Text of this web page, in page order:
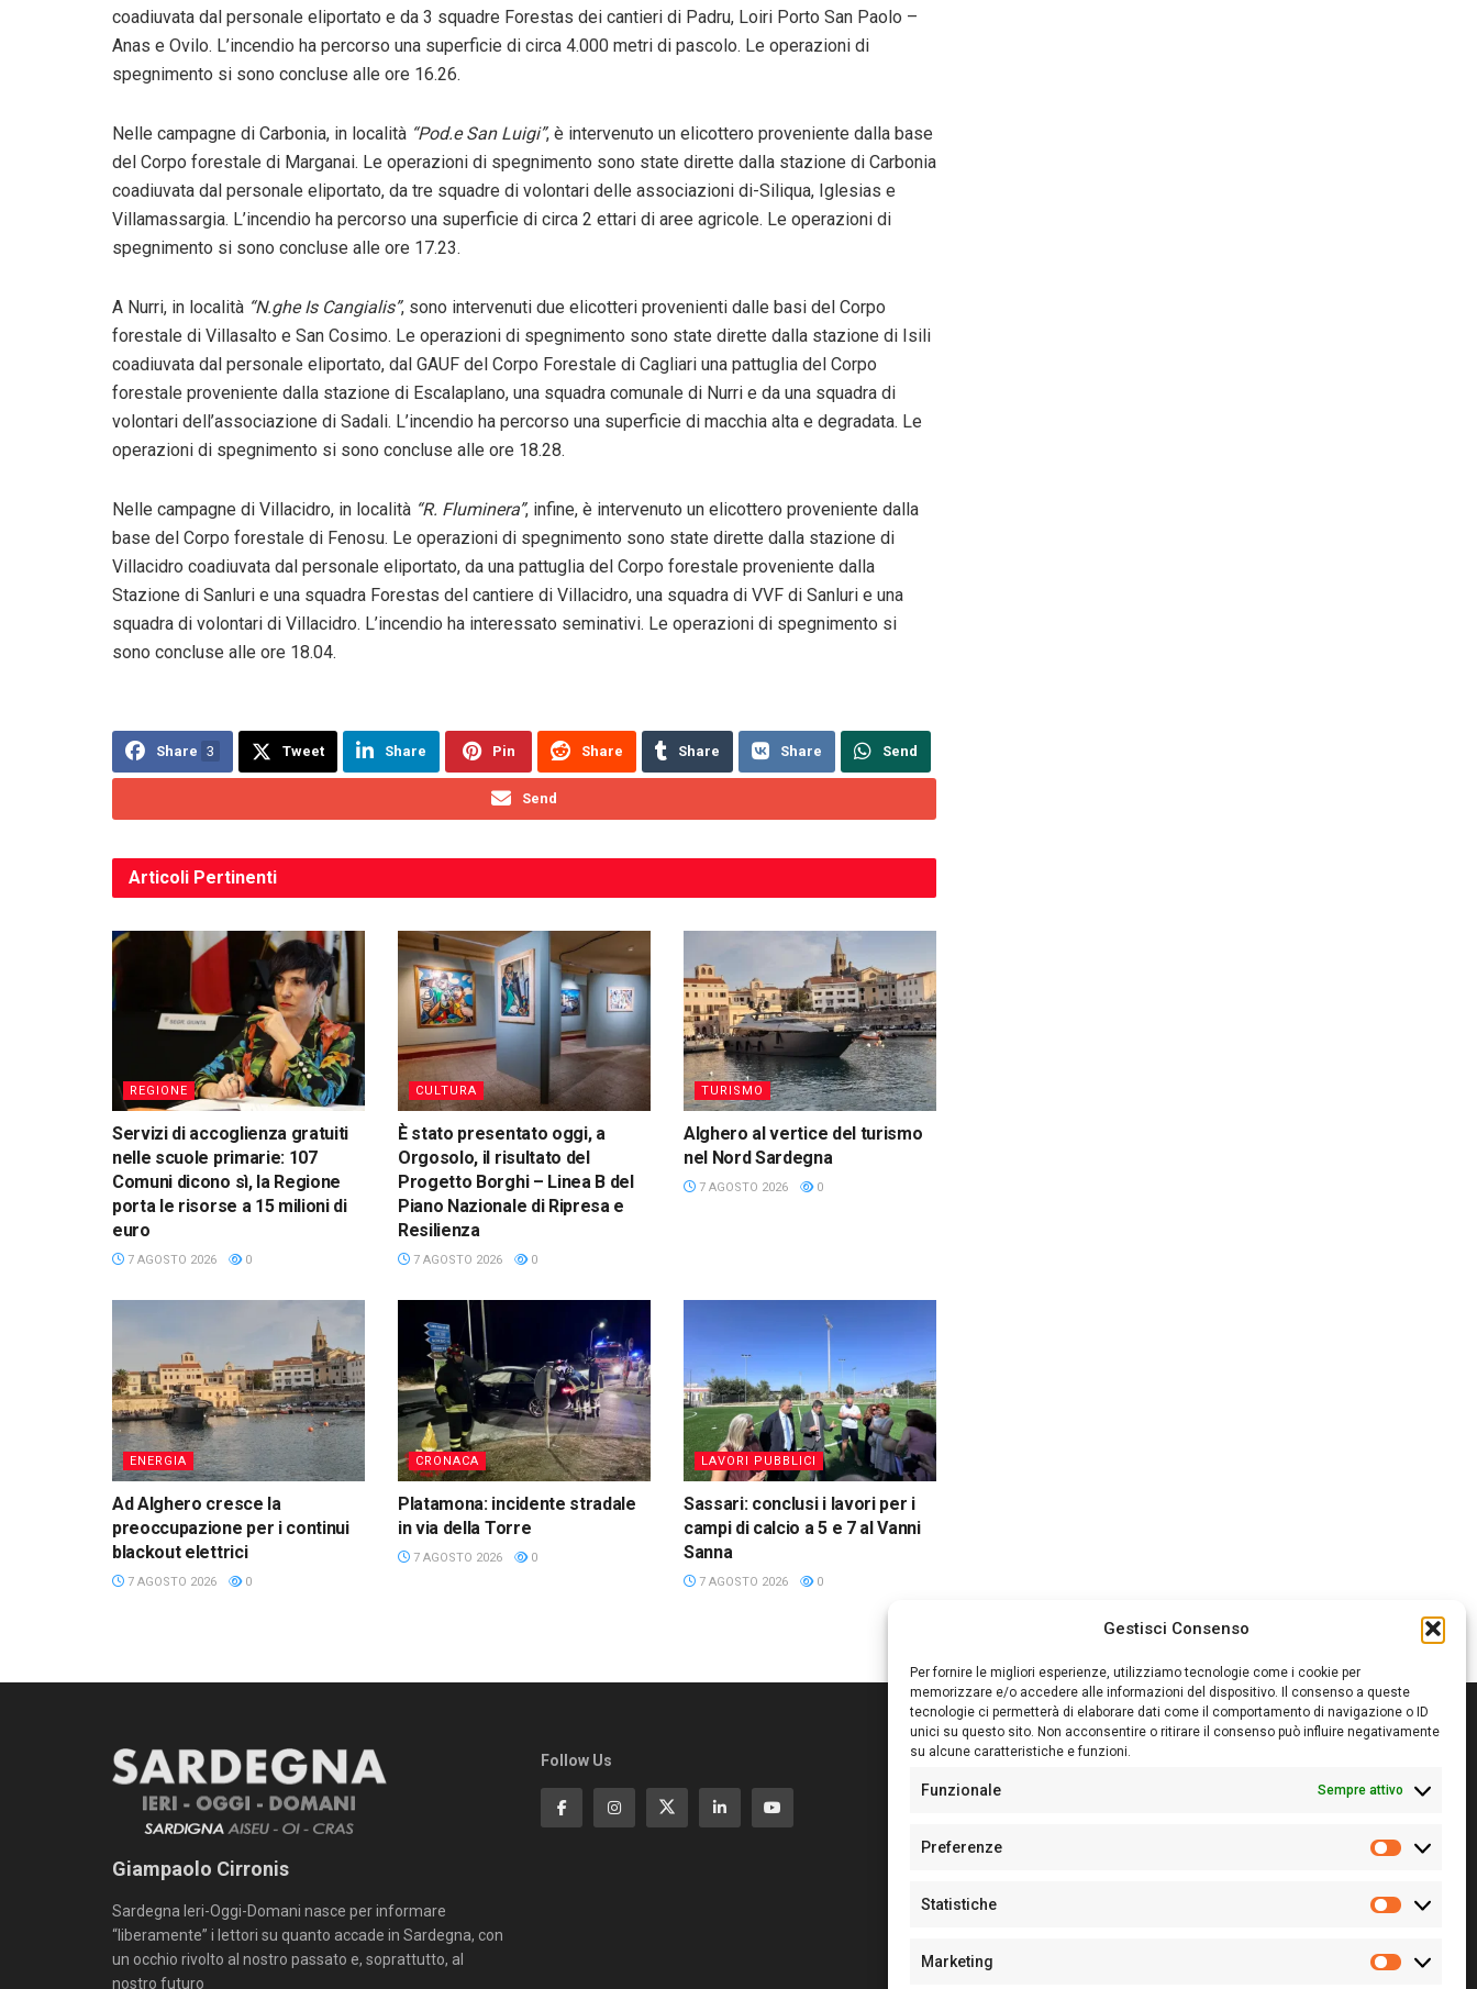
Gestisci Consenso
Per fornire le migliori esperienze, utilizziamo tecnologie come i cookie per
memorizzare e/o accedere alle informazioni del dispositivo. Il consenso a queste
tecnologie ci permetterà di elaborare dati come il comportamento di navigazione o ID
unici su questo sito. Non acconsentire o ritirare il consenso può influire negativamente
su alcune caratteristiche e funzioni.
Funzionale Sempre attivo
Preferenze
Statistiche
Statistiche
Marketing
Marketing
coadiuvata dal personale eliportato e da 3 squadre Forestas dei cantieri di Padru, Loiri Porto San Paolo –
Anas e Ovilo. L’incendio ha percorso una superficie di circa 4.000 metri di pascolo. Le operazioni di
spegnimento si sono concluse alle ore 16.26.
Nelle campagne di Carbonia, in località “Pod.e San Luigi”, è intervenuto un elicottero proveniente dalla base
del Corpo forestale di Marganai. Le operazioni di spegnimento sono state dirette dalla stazione di Carbonia
coadiuvata dal personale eliportato, da tre squadre di volontari delle associazioni di-Siliqua, Iglesias e
Villamassargia. L’incendio ha percorso una superficie di circa 2 ettari di aree agricole. Le operazioni di
spegnimento si sono concluse alle ore 17.23.
A Nurri, in località “N.ghe Is Cangialis”, sono intervenuti due elicotteri provenienti dalle basi del Corpo
forestale di Villasalto e San Cosimo. Le operazioni di spegnimento sono state dirette dalla stazione di Isili
coadiuvata dal personale eliportato, dal GAUF del Corpo Forestale di Cagliari una pattuglia del Corpo
forestale proveniente dalla stazione di Escalaplano, una squadra comunale di Nurri e da una squadra di
volontari dell’associazione di Sadali. L’incendio ha percorso una superficie di macchia alta e degradata. Le
operazioni di spegnimento si sono concluse alle ore 18.28.
Nelle campagne di Villacidro, in località “R. Fluminera”, infine, è intervenuto un elicottero proveniente dalla
base del Corpo forestale di Fenosu. Le operazioni di spegnimento sono state dirette dalla stazione di
Villacidro coadiuvata dal personale eliportato, da una pattuglia del Corpo forestale proveniente dalla
Stazione di Sanluri e una squadra Forestas del cantiere di Villacidro, una squadra di VVF di Sanluri e una
squadra di volontari di Villacidro. L’incendio ha interessato seminativi. Le operazioni di spegnimento si
sono concluse alle ore 18.04.
Share 3 Tweet Share Pin Share Share Share Send
Send
Articoli Pertinenti
REGIONE
Servizi di accoglienza gratuiti
nelle scuole primarie: 107
Comuni dicono sì, la Regione
porta le risorse a 15 milioni di
euro
7 AGOSTO 2026 0
CULTURA
È stato presentato oggi, a
Orgosolo, il risultato del
Progetto Borghi – Linea B del
Piano Nazionale di Ripresa e
Resilienza
7 AGOSTO 2026 0
TURISMO
Alghero al vertice del turismo
nel Nord Sardegna
7 AGOSTO 2026 0
ENERGIA
Ad Alghero cresce la
preoccupazione per i continui
blackout elettrici
7 AGOSTO 2026 0
CRONACA
Platamona: incidente stradale
in via della Torre
7 AGOSTO 2026 0
LAVORI PUBBLICI
Sassari: conclusi i lavori per i
campi di calcio a 5 e 7 al Vanni
Sanna
7 AGOSTO 2026 0
Giampaolo Cirronis
Sardegna Ieri-Oggi-Domani nasce per informare
“liberamente” i lettori su quanto accade in Sardegna, con
un occhio rivolto al nostro passato e, soprattutto, al
nostro futuro
Follow Us Editore:Giampaolo Cirronis Ditta individuale
Sede:
N° di iscrizione al ROC:
N° 128/2020 del 10/02/2020
Per la Pubblicità: